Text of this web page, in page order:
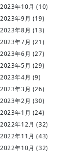
2023年10月 (10)
2023年9月 (19)
2023年8月 (13)
2023年7月 (21)
2023年6月 (27)
2023年5月 (29)
2023年4月 (9)
2023年3月 (26)
2023年2月 (30)
2023年1月 (24)
2022年12月 (32)
2022年11月 (43)
2022年10月 (32)